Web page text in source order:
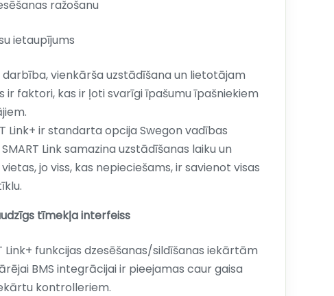
ražošanu
ietaupījums
darbība, vienkārša uzstādīšana un lietotājam
ir faktori, kas ir ļoti svarīgi īpašumu īpašniekiem
Link+ ir standarta opcija Swegon vadības
Link samazina uzstādīšanas laiku un
jo viss, kas nepieciešams, ir savienot visas
tīmekļa interfeiss
Link+ funkcijas dzesēšanas/sildīšanas iekārtām
BMS integrācijai ir pieejamas caur gaisa
kontrolleriem.